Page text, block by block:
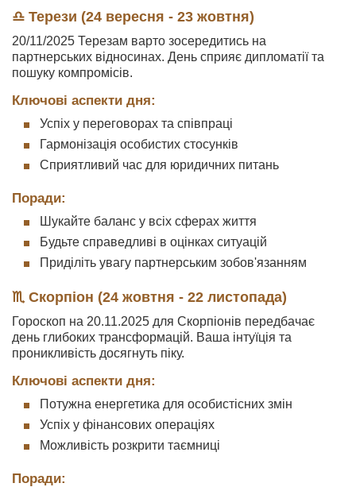
♎ Терези (24 вересня - 23 жовтня)
20/11/2025 Терезам варто зосередитись на
партнерських відносинах. День сприяє дипломатії та
пошуку компромісів.
Ключові аспекти дня:
Успіх у переговорах та співпраці
Гармонізація особистих стосунків
Сприятливий час для юридичних питань
Поради:
Шукайте баланс у всіх сферах життя
Будьте справедливі в оцінках ситуацій
Приділіть увагу партнерським зобов'язанням
♏ Скорпіон (24 жовтня - 22 листопада)
Гороскоп на 20.11.2025 для Скорпіонів передбачає
день глибоких трансформацій. Ваша інтуїція та
проникливість досягнуть піку.
Ключові аспекти дня:
Потужна енергетика для особистісних змін
Успіх у фінансових операціях
Можливість розкрити таємниці
Поради: